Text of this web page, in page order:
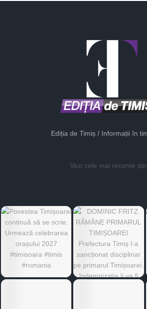
Ediția de Timiș / Informații în
Vezi cele mai recente știri